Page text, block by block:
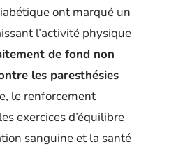
ont marqué un
l’activité physique
de fond non
les paresthésies
le renforcement
exercices d’équilibre
sanguine et la santé